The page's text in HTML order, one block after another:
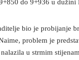
do 9+936 u dužini
bio je probijanje
problem je
u strmim